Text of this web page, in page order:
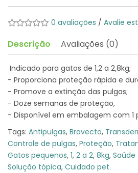
0 avaliações / Avalie
Descrição Avaliações (0)
Indicado para gatos de 1,2 a 2,8kg;
- Proporciona proteção rápida e
- Promove a extinção das pulgas;
- Doze semanas de proteção,
- Disponível em embalagem com 1
Tags: Antipulgas, Bravecto,
Controle de pulgas, Proteção,
Gatos pequenos, 1, 2 a 2, 8kg,
Solução tópica, Cuidado pet.